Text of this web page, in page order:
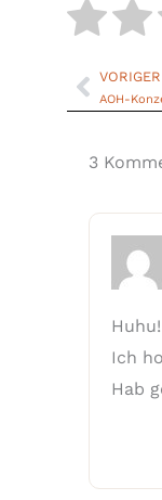
VORIGER
AOH-
3
Huhu!
Ich
Hab